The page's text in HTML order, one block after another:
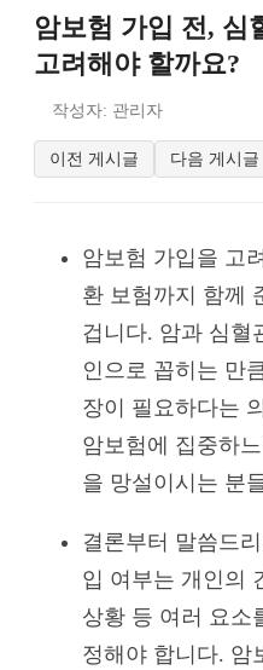
암보험 가입 전, 심
고려해야 할까요?
작성자: 관리자
이전 게시글 다음 게시글
암보험 가입을 고
환 보험까지 함께
겁니다. 암과 심혈
인으로 꼽히는 만
장이 필요하다는
암보험에 집중하
을 망설이시는 분
결론부터 말씀드
입 여부는 개인의
상황 등 여러 요소
정해야 합니다. 암